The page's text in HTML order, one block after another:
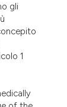
gli
1